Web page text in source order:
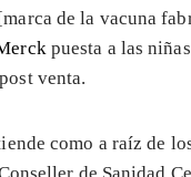
de la vacuna
puesta a las
venta.
como a raíz de
de Sanidad